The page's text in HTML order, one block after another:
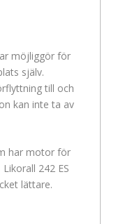
möjliggör för
själv.
till och
kan inte ta av
har motor för
242 ES
lättare.